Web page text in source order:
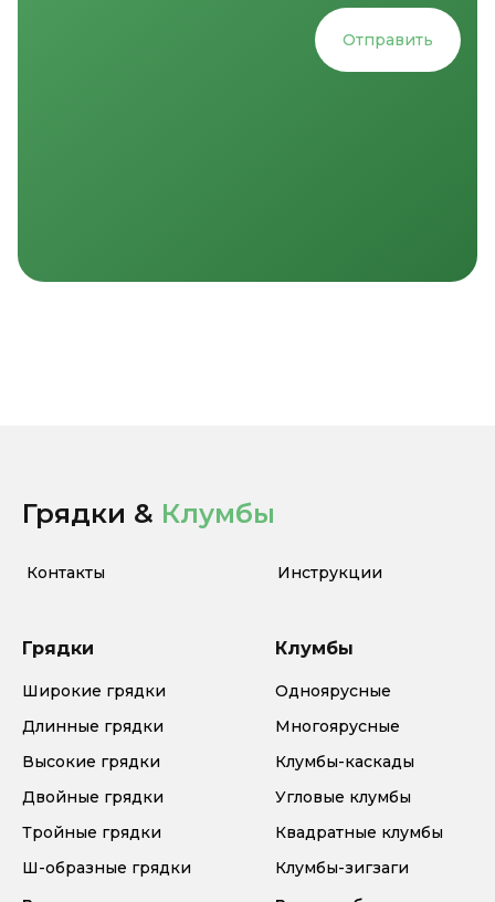
Отправить
Грядки & Клумбы
Контакты Инструкции
Грядки
Широкие грядки
Длинные грядки
Высокие грядки
Двойные грядки
Тройные грядки
Ш-образные грядки
Клумбы
Одноярусные
Многоярусные
Клумбы-каскады
Угловые клумбы
Квадратные клумбы
Клумбы-зигзаги